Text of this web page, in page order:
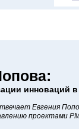
инноваций
Евгения
проектами